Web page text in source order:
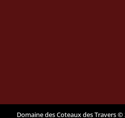
Domaine des Coteaux des Travers ©